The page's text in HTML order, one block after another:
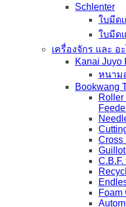
Schlenter
ใบมีด
ใบมีด
เครื่องจักร และ
Kanai Juyo
หนาม
Bookwang
Cross
Foam